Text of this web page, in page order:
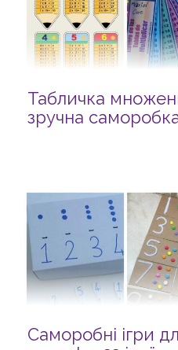
Табличка
зручна
Саморобні ігри